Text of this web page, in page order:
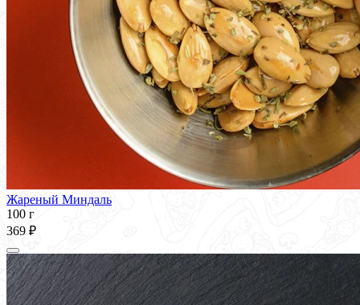
Жареный Миндаль
100 г
369 ₽